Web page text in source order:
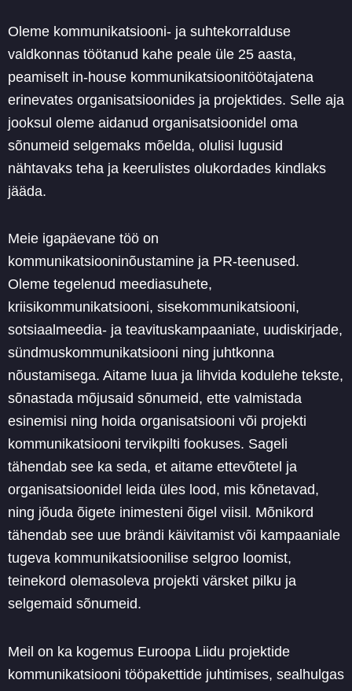
Oleme kommunikatsiooni- ja suhtekorralduse
valdkonnas töötanud kahe peale üle 25 aasta,
peamiselt in-house kommunikatsioonitöötajatena
erinevates organisatsioonides ja projektides. Selle aja
jooksul oleme aidanud organisatsioonidel oma
sõnumeid selgemaks mõelda, olulisi lugusid
nähtavaks teha ja keerulistes olukordades kindlaks
jääda.
Meie igapäevane töö on
kommunikatsiooninõustamine ja PR-teenused.
Oleme tegelenud meediasuhete,
kriisikommunikatsiooni, sisekommunikatsiooni,
sotsiaalmeedia- ja teavituskampaaniate, uudiskirjade,
sündmuskommunikatsiooni ning juhtkonna
nõustamisega. Aitame luua ja lihvida kodulehe tekste,
sõnastada mõjusaid sõnumeid, ette valmistada
esinemisi ning hoida organisatsiooni või projekti
kommunikatsiooni tervikpilti fookuses. Sageli
tähendab see ka seda, et aitame ettevõtetel ja
organisatsioonidel leida üles lood, mis kõnetavad,
ning jõuda õigete inimesteni õigel viisil. Mõnikord
tähendab see uue brändi käivitamist või kampaaniale
tugeva kommunikatsioonilise selgroo loomist,
teinekord olemasoleva projekti värsket pilku ja
selgemaid sõnumeid.
Meil on ka kogemus Euroopa Liidu projektide
kommunikatsiooni tööpakettide juhtimises, sealhulgas